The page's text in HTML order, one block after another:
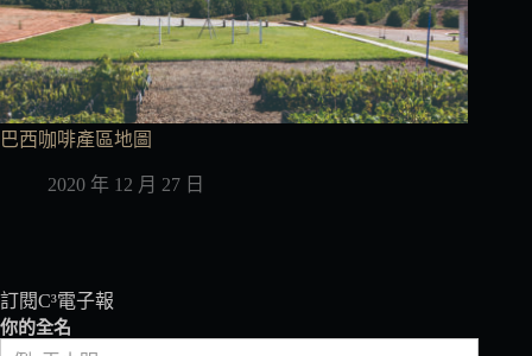
巴西咖啡產區地圖
2020 年 12 月 27 日
訂閱C³電子報
你的全名